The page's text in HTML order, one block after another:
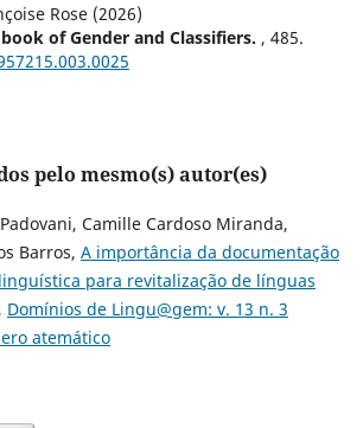
Rose (2026)
of Gender and Classifiers. , 485.
pelo mesmo(s) autor(es)
Camille Cardoso Miranda,
Barros, A importância da documentação
para revitalização de línguas
, Domínios de Lingu@gem: v. 13 n. 3
atemático